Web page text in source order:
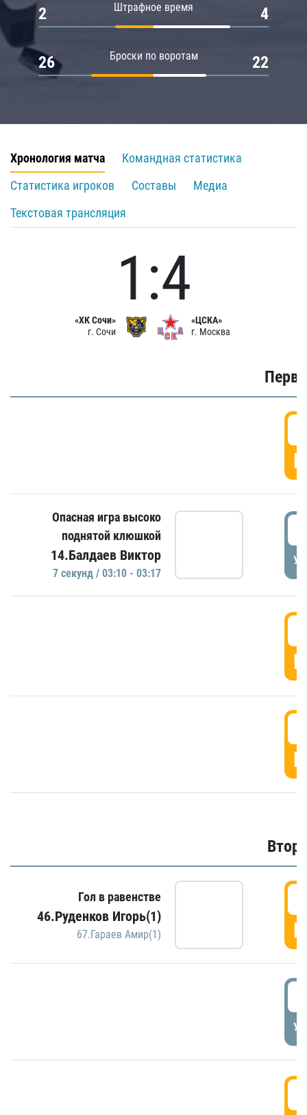
Штрафное время
2 4
Броски по воротам
26 22
Хронология матча
Командная статистика
Статистика игроков
Составы
Медиа
Текстовая трансляция
«ХК Сочи»
г. Сочи
1:4
«ЦСКА»
г. Москва
Опасная игра высоко
поднятой клюшкой
14.Балдаев Виктор
7 секунд / 03:10 - 03:17
Гол в равенстве
46.Руденков Игорь(1)
67.Гараев Амир(1)